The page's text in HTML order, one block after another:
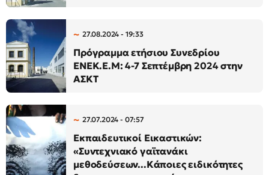
27.08.2024 - 19:33
Πρόγραμμα ετήσιου Συνεδρίου
ΕΝΕΚ.Ε.Μ: 4-7 Σεπτέμβρη 2024 στην
ΑΣΚΤ
27.07.2024 - 07:57
Εκπαιδευτικοί Εικαστικών:
«Συντεχνιακό γαϊτανάκι
μεθοδεύσεων...Κάποιες ειδικότητες